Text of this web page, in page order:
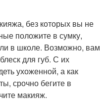
без которых вы не
положите в сумку,
в школе. Возможно, вам
для губ. С их
ухоженной, а как
срочно бегите в
макияж.